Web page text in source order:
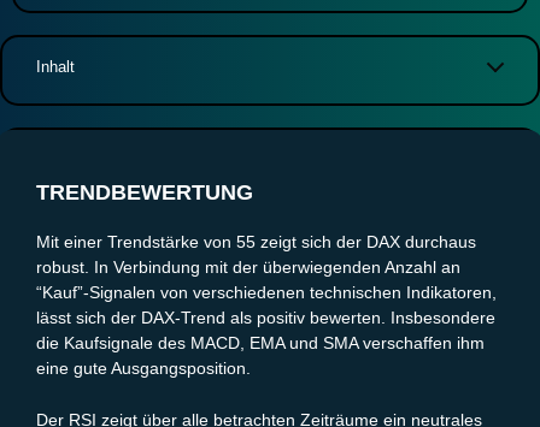
Inhalt
Trendbewertung
Zielzonen und mögliche Kursziele
TRENDBEWERTUNG
Mit einer Trendstärke von 55 zeigt sich der DAX durchaus
robust. In Verbindung mit der überwiegenden Anzahl an
“Kauf”-Signalen von verschiedenen technischen Indikatoren,
lässt sich der DAX-Trend als positiv bewerten. Insbesondere
die Kaufsignale des MACD, EMA und SMA verschaffen ihm
eine gute Ausgangsposition.
Der RSI zeigt über alle betrachten Zeiträume ein neutrales